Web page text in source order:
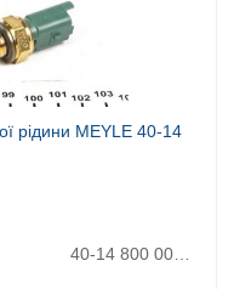
рідини MEYLE 40-14
40-14 800 0000